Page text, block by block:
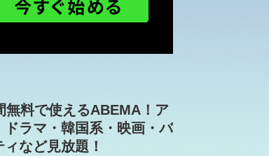
無料で使えるABEMA！ア
ドラマ・韓国系・映画・バ
ィなど見放題！